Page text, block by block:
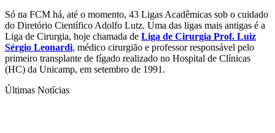
Só na FCM há, até o momento, 43 Ligas Acadêmicas sob o cuidado
do Diretório Científico Adolfo Lutz. Uma das ligas mais antigas é a
Liga de Cirurgia, hoje chamada de Liga de Cirurgia Prof. Luiz
Sérgio Leonardi, médico cirurgião e professor responsável pelo
primeiro transplante de fígado realizado no Hospital de Clínicas
(HC) da Unicamp, em setembro de 1991.
Últimas Notícias